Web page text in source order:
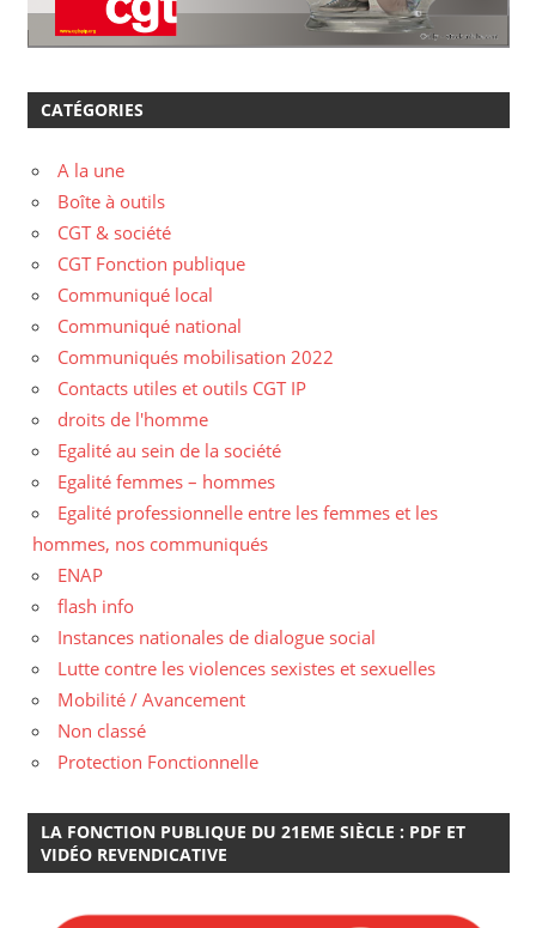
CATÉGORIES
A la une
Boîte à outils
CGT & société
CGT Fonction publique
Communiqué local
Communiqué national
Communiqués mobilisation 2022
Contacts utiles et outils CGT IP
droits de l'homme
Egalité au sein de la société
Egalité femmes – hommes
Egalité professionnelle entre les femmes et les
hommes, nos communiqués
ENAP
flash info
Instances nationales de dialogue social
Lutte contre les violences sexistes et sexuelles
Mobilité / Avancement
Non classé
Protection Fonctionnelle
LA FONCTION PUBLIQUE DU 21EME SIÈCLE : PDF ET
VIDÉO REVENDICATIVE